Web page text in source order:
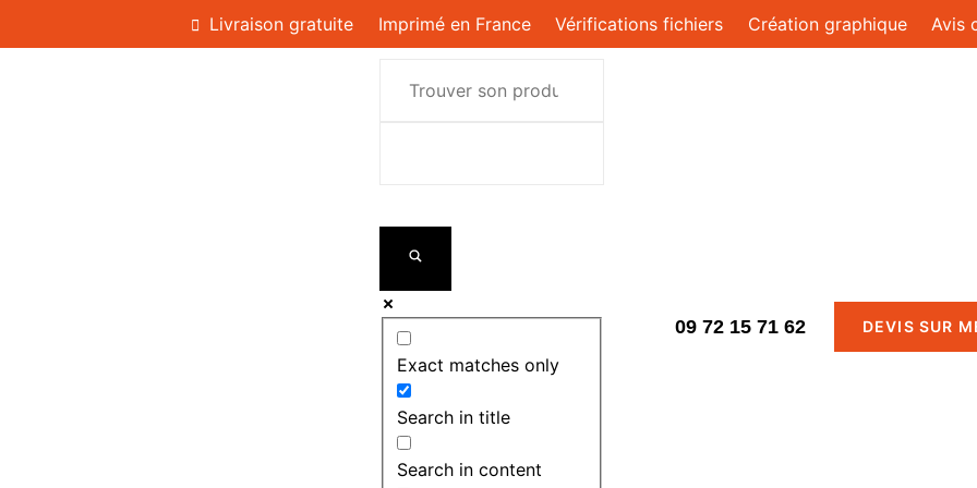
Livraison gratuite Imprimé en France Vérifications fichiers Création graphique Avis
Exact matches only
Search in title
Search in content
09 72 15 71 62 DEVIS SUR